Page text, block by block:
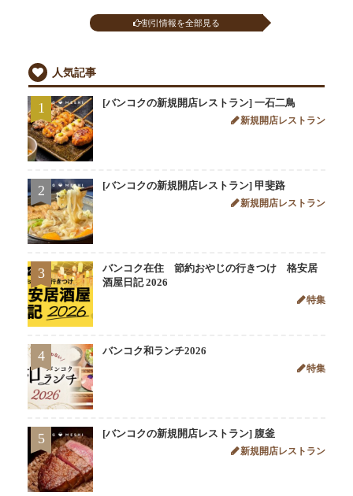
割引情報を全部見る
人気記事
1 [バンコクの新規開店レストラン] 一石二鳥
新規開店レストラン
2 [バンコクの新規開店レストラン] 甲斐路
新規開店レストラン
3
バンコク在住 節約おやじの行きつけ 格安居
酒屋日記 2026
特集
4 バンコク和ランチ2026
特集
5 [バンコクの新規開店レストラン] 腹釜
新規開店レストラン